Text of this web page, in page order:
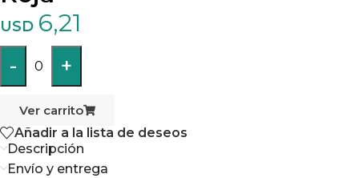
USD 6,21
- 0 +
Ver carrito
Añadir a la lista de deseos
Descripción
Envío y entrega